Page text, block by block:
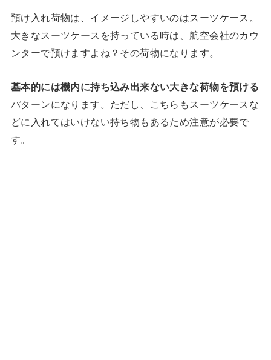
預け入れ荷物は、イメージしやすいのはスーツケース。
大きなスーツケースを持っている時は、航空会社のカウ
ンターで預けますよね？その荷物になります。
基本的には機内に持ち込み出来ない大きな荷物を預ける
パターンになります。ただし、こちらもスーツケースな
どに入れてはいけない持ち物もあるため注意が必要で
す。